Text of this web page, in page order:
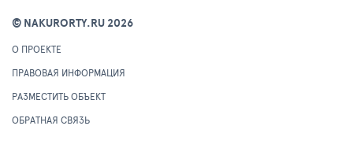
© NAKURORTY.RU 2026
О ПРОЕКТЕ
ПРАВОВАЯ ИНФОРМАЦИЯ
РАЗМЕСТИТЬ ОБЪЕКТ
ОБРАТНАЯ СВЯЗЬ